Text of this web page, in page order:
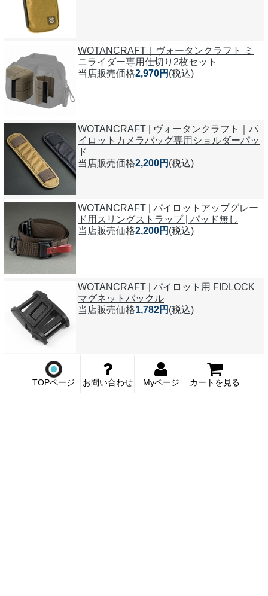
TOPページ お問い合わせ Myページ カートを見る
WOTANCRAFT｜ヴォータンクラフト ミ
ニライダー専用仕切り2枚セット
当店販売価格2,970円 (税込)
WOTANCRAFT | ヴォータンクラフト｜パ
イロットカメラバッグ専用ショルダーパッ
ド
当店販売価格2,200円 (税込)
WOTANCRAFT | パイロットアップグレー
ド用スリングストラップ | パッド無し
当店販売価格2,200円 (税込)
WOTANCRAFT | パイロット用 FIDLOCK
マグネットバックル
当店販売価格1,782円 (税込)
WOTANCRAFT | パイロット旧モデル用シ
ョルダーストラップ | パッド無し
当店販売価格
1,650円 (税込)